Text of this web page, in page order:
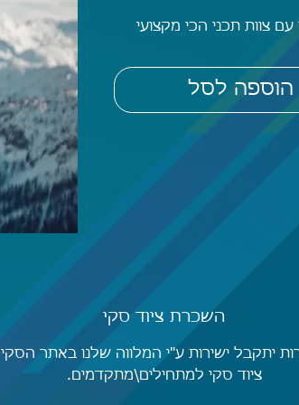
עם צוות תכני הכי מקצועי
הוספה לסל
השכרת ציוד סקי
יתקבל ישירות ע"י המלווה שלנו באתר הסקי
ציוד סקי למתחילים\מתקדמים.